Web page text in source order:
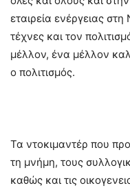
εταιρεία ενέργειας
τέχνες και τον
μέλλον, ένα μέλλον
ο πολιτισμός.
Τα ντοκιμαντέρ που
τη μνήμη, τους
καθώς και τις